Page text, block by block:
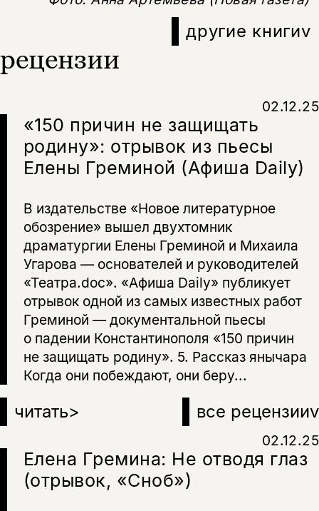
другие книгиv
рецензии
«150 причин не защищать
родину»: отрывок из пьесы
Елены Греминой (Афиша Daily)
02.12.25
В издательстве «Новое литературное
обозрение» вышел двухтомник
драматургии Елены Греминой и Михаила
Угарова — основателей и руководителей
«Театра.doc». «Афиша Daily» публикует
отрывок одной из самых известных работ
Греминой — документальной пьесы
о падении Константинополя «150 причин
не защищать родину». 5. Рассказ янычара
Когда они побеждают, они беру...
читать> все рецензииv
Елена Гремина: Не отводя глаз
(отрывок, «Сноб»)
02.12.25
ссылку